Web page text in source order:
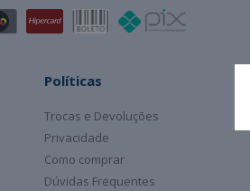
Políticas
Trocas e Devoluções
Privacidade
Como comprar
Dúvidas Frequentes